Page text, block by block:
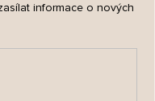
informace o nových